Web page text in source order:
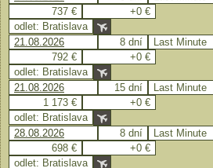
737 €
+0 €
odlet: Bratislava
21.08.2026
8 dní
Last Minute
792 €
+0 €
odlet: Bratislava
21.08.2026
15 dní
Last Minute
1 173 €
+0 €
odlet: Bratislava
28.08.2026
8 dní
Last Minute
698 €
+0 €
odlet: Bratislava